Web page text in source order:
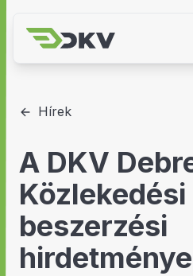
Hírek
A DKV
beszerzési
hirdetménye